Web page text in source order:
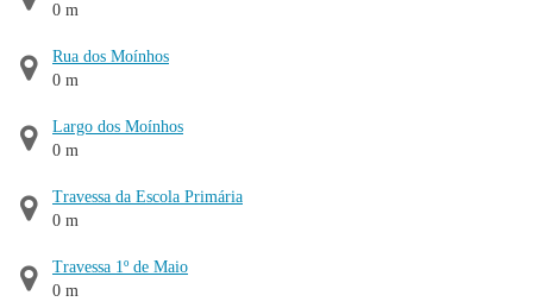
0 m
Rua dos Moínhos
0 m
Largo dos Moínhos
0 m
Travessa da Escola Primária
0 m
Travessa 1º de Maio
0 m